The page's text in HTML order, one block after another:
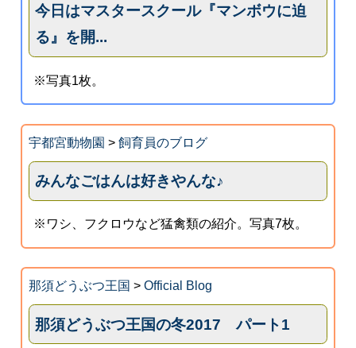
今日はマスタースクール『マンボウに迫
る』を開...
※写真1枚。
宇都宮動物園 > 飼育員のブログ
みんなごはんは好きやんな♪
※ワシ、フクロウなど猛禽類の紹介。写真7枚。
那須どうぶつ王国 > Official Blog
那須どうぶつ王国の冬2017 パート1